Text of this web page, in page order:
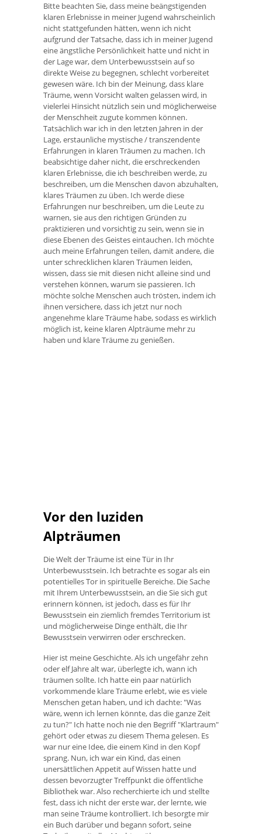
Bitte beachten Sie, dass meine beängstigenden
klaren Erlebnisse in meiner Jugend wahrscheinlich
nicht stattgefunden hätten, wenn ich nicht
aufgrund der Tatsache, dass ich in meiner Jugend
eine ängstliche Persönlichkeit hatte und nicht in
der Lage war, dem Unterbewusstsein auf so
direkte Weise zu begegnen, schlecht vorbereitet
gewesen wäre. Ich bin der Meinung, dass klare
Träume, wenn Vorsicht walten gelassen wird, in
vielerlei Hinsicht nützlich sein und möglicherweise
der Menschheit zugute kommen können.
Tatsächlich war ich in den letzten Jahren in der
Lage, erstaunliche mystische / transzendente
Erfahrungen in klaren Träumen zu machen. Ich
beabsichtige daher nicht, die erschreckenden
klaren Erlebnisse, die ich beschreiben werde, zu
beschreiben, um die Menschen davon abzuhalten,
klares Träumen zu üben. Ich werde diese
Erfahrungen nur beschreiben, um die Leute zu
warnen, sie aus den richtigen Gründen zu
praktizieren und vorsichtig zu sein, wenn sie in
diese Ebenen des Geistes eintauchen. Ich möchte
auch meine Erfahrungen teilen, damit andere, die
unter schrecklichen klaren Träumen leiden,
wissen, dass sie mit diesen nicht alleine sind und
verstehen können, warum sie passieren. Ich
möchte solche Menschen auch trösten, indem ich
ihnen versichere, dass ich jetzt nur noch
angenehme klare Träume habe, sodass es wirklich
möglich ist, keine klaren Alpträume mehr zu
haben und klare Träume zu genießen.
Vor den luziden
Alpträumen
Die Welt der Träume ist eine Tür in Ihr
Unterbewusstsein. Ich betrachte es sogar als ein
potentielles Tor in spirituelle Bereiche. Die Sache
mit Ihrem Unterbewusstsein, an die Sie sich gut
erinnern können, ist jedoch, dass es für Ihr
Bewusstsein ein ziemlich fremdes Territorium ist
und möglicherweise Dinge enthält, die Ihr
Bewusstsein verwirren oder erschrecken.
Hier ist meine Geschichte. Als ich ungefähr zehn
oder elf Jahre alt war, überlegte ich, wann ich
träumen sollte. Ich hatte ein paar natürlich
vorkommende klare Träume erlebt, wie es viele
Menschen getan haben, und ich dachte: "Was
wäre, wenn ich lernen könnte, das die ganze Zeit
zu tun?" Ich hatte noch nie den Begriff "Klartraum"
gehört oder etwas zu diesem Thema gelesen. Es
war nur eine Idee, die einem Kind in den Kopf
sprang. Nun, ich war ein Kind, das einen
unersättlichen Appetit auf Wissen hatte und
dessen bevorzugter Treffpunkt die öffentliche
Bibliothek war. Also recherchierte ich und stellte
fest, dass ich nicht der erste war, der lernte, wie
man seine Träume kontrolliert. Ich besorgte mir
ein Buch darüber und begann sofort, seine